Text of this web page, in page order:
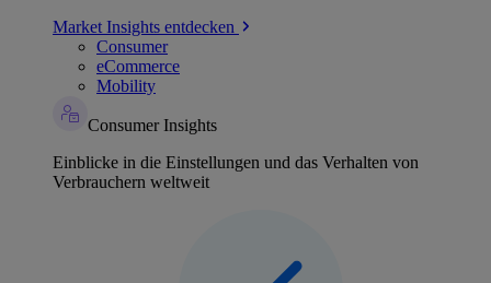
Market Insights entdecken
Consumer
eCommerce
Mobility
Consumer Insights
Einblicke in die Einstellungen und das Verhalten von
Verbrauchern weltweit